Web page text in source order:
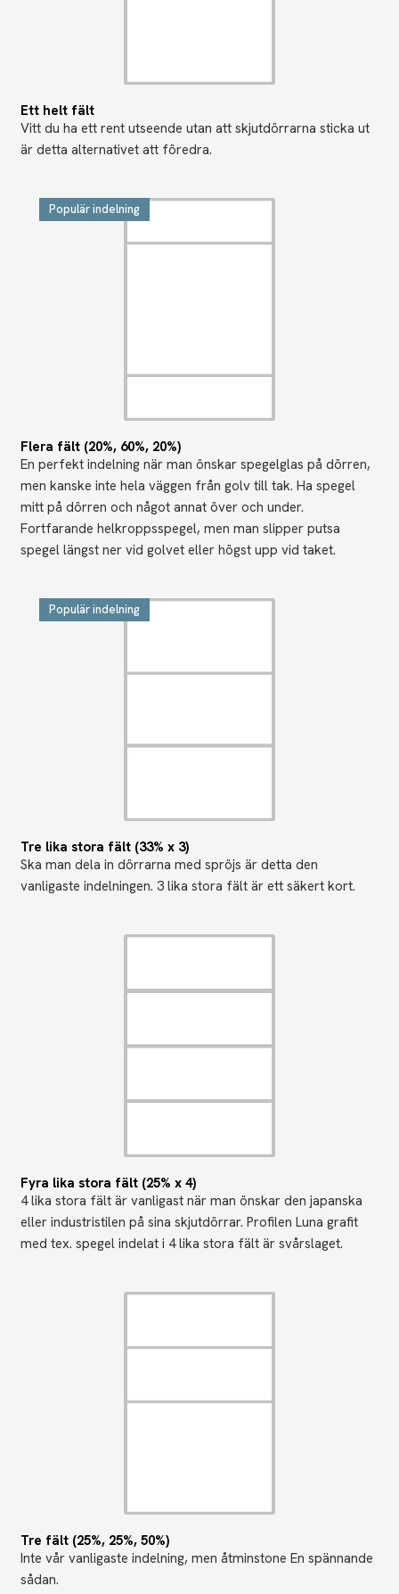
Ett helt fält
Vitt du ha ett rent utseende utan att skjutdörrarna sticka ut
är detta alternativet att föredra.
Populär indelning
Flera fält (20%, 60%, 20%)
En perfekt indelning när man önskar spegelglas på dörren,
men kanske inte hela väggen från golv till tak. Ha spegel
mitt på dörren och något annat över och under.
Fortfarande helkroppsspegel, men man slipper putsa
spegel längst ner vid golvet eller högst upp vid taket.
Populär indelning
Tre lika stora fält (33% x 3)
Ska man dela in dörrarna med spröjs är detta den
vanligaste indelningen. 3 lika stora fält är ett säkert kort.
Fyra lika stora fält (25% x 4)
4 lika stora fält är vanligast när man önskar den japanska
eller industristilen på sina skjutdörrar. Profilen Luna grafit
med tex. spegel indelat i 4 lika stora fält är svårslaget.
Tre fält (25%, 25%, 50%)
Inte vår vanligaste indelning, men åtminstone En spännande
sådan.